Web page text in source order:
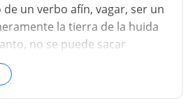
un verbo afín, vagar, ser un
la tierra de la huida
no se puede sacar
en cuanto a la localidad de
las palabras "en el este del
traduce como